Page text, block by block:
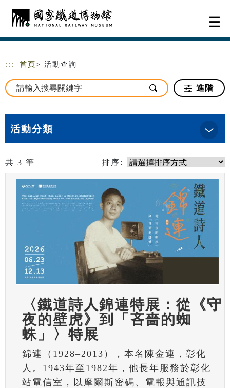
跳到主要內容
網站導覽
::: 首頁 > 活動查詢
進階
活動分類
共 3 筆 排序:
〈鐵道詩人錦連特展：從《守
夜的壁虎》到「吝嗇的蜘
蛛」〉特展
錦連（1928–2013），本名陳金連，彰化
人。1943年至1982年，他長年服務於彰化
站電信室，以摩爾斯密碼、電報與通訊技